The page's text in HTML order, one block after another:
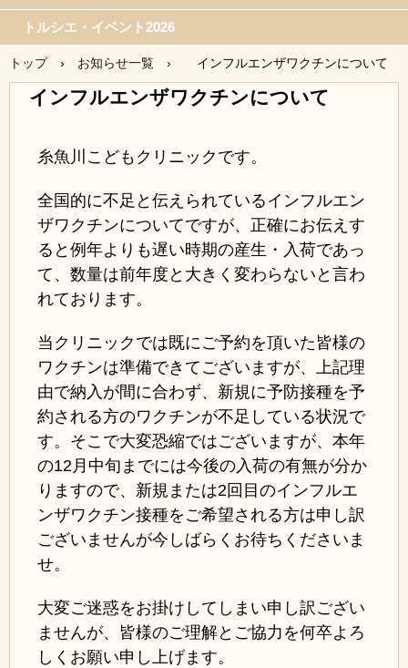
トルシエ・イベント2026
トップ › お知らせ一覧 › インフルエンザワクチンについて
インフルエンザワクチンについて
糸魚川こどもクリニックです。
全国的に不足と伝えられているインフルエン
ザワクチンについてですが、正確にお伝えす
ると例年よりも遅い時期の産生・入荷であっ
て、数量は前年度と大きく変わらないと言わ
れております。
当クリニックでは既にご予約を頂いた皆様の
ワクチンは準備できてございますが、上記理
由で納入が間に合わず、新規に予防接種を予
約される方のワクチンが不足している状況で
す。そこで大変恐縮ではございますが、本年
の12月中旬までには今後の入荷の有無が分か
りますので、新規または2回目のインフルエ
ンザワクチン接種をご希望される方は申し訳
ございませんが今しばらくお待ちくださいま
せ。
大変ご迷惑をお掛けしてしまい申し訳ござい
ませんが、皆様のご理解とご協力を何卒よろ
しくお願い申し上げます。